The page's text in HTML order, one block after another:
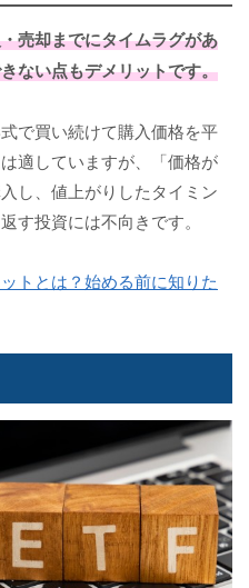
売却までにタイムラグがあ
ない点もデメリットです。
で買い続けて購入価格を平
適していますが、「価格が
し、値上がりしたタイミン
す投資には不向きです。
トとは？始める前に知りた